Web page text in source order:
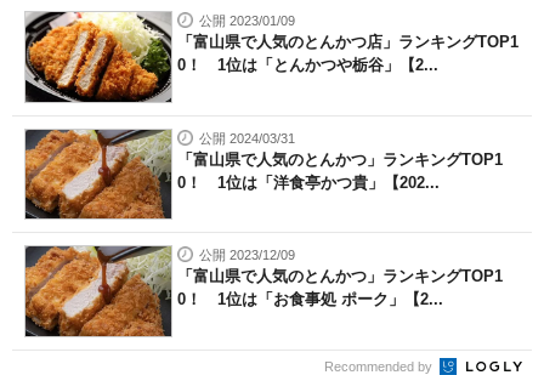
公開 2023/01/09
「富山県で人気のとんかつ店」ランキングTOP1
0！ 1位は「とんかつや栃谷」【2...
公開 2024/03/31
「富山県で人気のとんかつ」ランキングTOP1
0！ 1位は「洋食亭かつ貴」【202...
公開 2023/12/09
「富山県で人気のとんかつ」ランキングTOP1
0！ 1位は「お食事処 ポーク」【2...
Recommended by